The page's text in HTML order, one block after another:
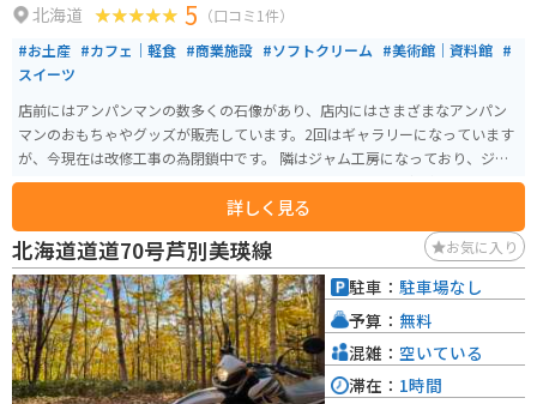
北海道 5 （口コミ1件）
#お土産 #カフェ｜軽食 #商業施設 #ソフトクリーム #美術館｜資料館 #
スイーツ
店前にはアンパンマンの数多くの石像があり、店内にはさまざまなアンパン
マンのおもちゃやグッズが販売しています。2回はギャラリーになっています
が、今現在は改修工事の為閉鎖中です。 隣はジャム工房になっており、ジャ
ムの販売もしています。スイーツやソフトクリームも食べる事ができます。
詳しく見る
北海道道道70号芦別美瑛線 お気に入り
駐車： 駐車場なし
予算： 無料
混雑： 空いている
滞在： 1時間